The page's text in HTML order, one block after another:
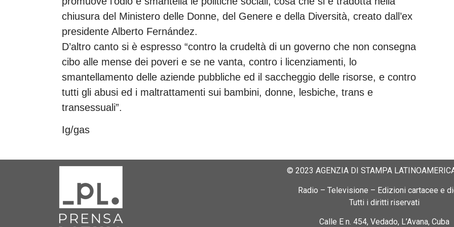
chiusura del Ministero delle Donne, del Genere e della Diversità, creato dall’ex
presidente Alberto Fernández.
D’altro canto si è espresso “contro la crudeltà di un governo che non consegna
cibo alle mense dei poveri e se ne vanta, contro i licenziamenti, lo
smantellamento delle aziende pubbliche ed il saccheggio delle risorse, e contro
tutti gli abusi ed i maltrattamenti sui bambini, donne, lesbiche, trans e
transessuali”.
Ig/gas
© 2023 AGENZIA DI STAMPA
Radio – Televisione – Edizioni cartacee e
Tutti i diritti riservati
Calle E n. 454, Vedado, L’Avana, Cuba